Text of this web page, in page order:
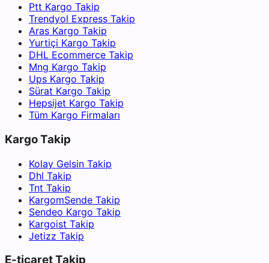
Ptt Kargo Takip
Trendyol Express Takip
Aras Kargo Takip
Yurtiçi Kargo Takip
DHL Ecommerce Takip
Mng Kargo Takip
Ups Kargo Takip
Sürat Kargo Takip
Hepsijet Kargo Takip
Tüm Kargo Firmaları
Kargo Takip
Kolay Gelsin Takip
Dhl Takip
Tnt Takip
KargomSende Takip
Sendeo Kargo Takip
Kargoist Takip
Jetizz Takip
E-ticaret Takip